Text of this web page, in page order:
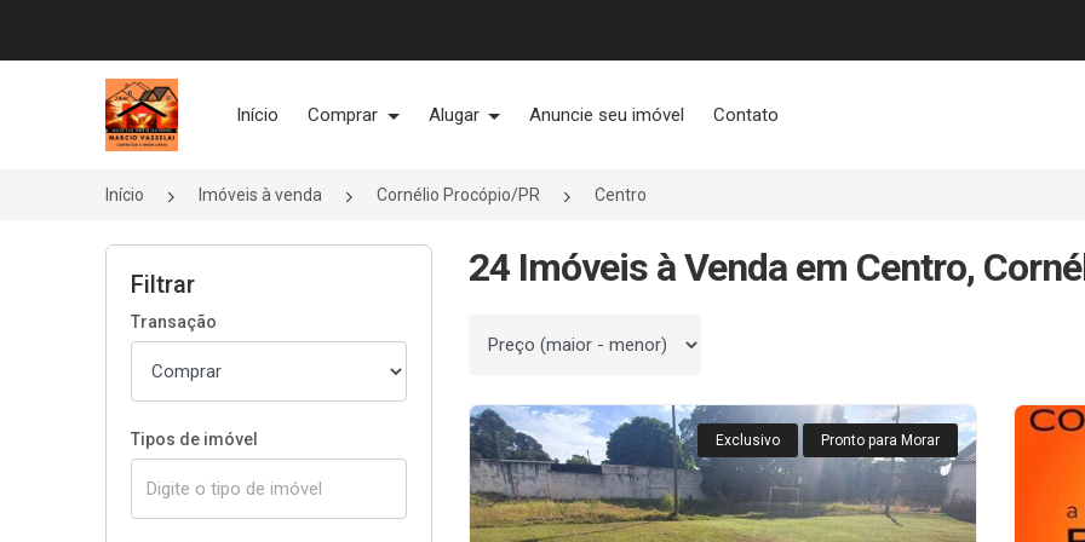
Página inicial
Início Comprar Alugar Anuncie seu imóvel Contato
Início Imóveis à venda Cornélio Procópio/PR Centro
Filtrar
Transação
Tipos de imóvel
24 Imóveis à Venda em Centro,
Ordenar por
Exclusivo Pronto para Morar